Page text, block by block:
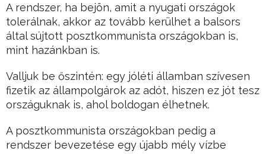
A rendszer, ha bejön, amit a nyugati országok
tolerálnak, akkor az tovább kerülhet a balsors
által sújtott posztkommunista országokban is,
mint hazánkban is.
Valljuk be őszintén: egy jóléti államban szívesen
fizetik az állampolgárok az adót, hiszen ez jót tesz
országuknak is, ahol boldogan élhetnek.
A posztkommunista országokban pedig a
rendszer bevezetése egy újabb mély vízbe